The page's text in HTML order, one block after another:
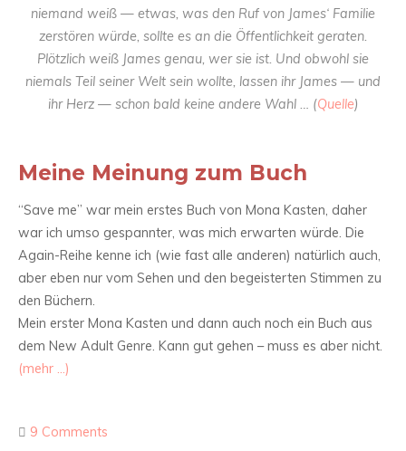
niemand weiß — etwas, was den Ruf von James‘ Familie
zerstören würde, sollte es an die Öffentlichkeit geraten.
Plötzlich weiß James genau, wer sie ist. Und obwohl sie
niemals Teil seiner Welt sein wollte, lassen ihr James — und
ihr Herz — schon bald keine andere Wahl … (Quelle)
Meine Meinung zum Buch
“Save me” war mein erstes Buch von Mona Kasten, daher
war ich umso gespannter, was mich erwarten würde. Die
Again-Reihe kenne ich (wie fast alle anderen) natürlich auch,
aber eben nur vom Sehen und den begeisterten Stimmen zu
den Büchern.
Mein erster Mona Kasten und dann auch noch ein Buch aus
dem New Adult Genre. Kann gut gehen – muss es aber nicht.
(mehr …)
9 Comments